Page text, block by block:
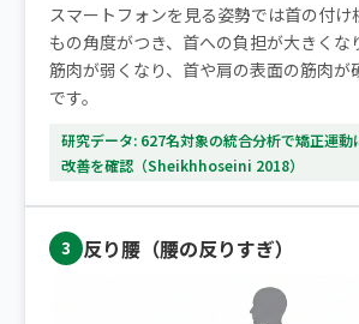
スマートフォンを見る姿勢では首の付け
もの角度がつき、首への負担が大きくな
筋肉が弱くなり、首や肩の表面の筋肉が
です。
研究データ: 627名対象の統合分析で矯正運動
改善を確認（Sheikhhoseini 2018）
3 反り腰（腰の反りすぎ）